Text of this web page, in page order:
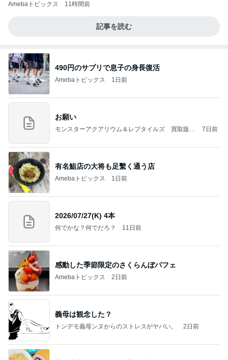
Amebaトピックス 11時間前
記事を読む
490円のサプリで息子の身長復活
Amebaトピックス 1日前
お願い
モンスターアクアリウム＆レプタイルズ 買取販売
7日前
有名鮨店の大将も足繫く通う店
Amebaトピックス 1日前
2026/07/27(K) 4本
何でかな？何でだろ？ 11日前
感動した季節限定のさくらんぼパフェ
Amebaトピックス 2日前
義母は観念した？
トンデモ義母ンヌからのストレスがヤバい。 2日前